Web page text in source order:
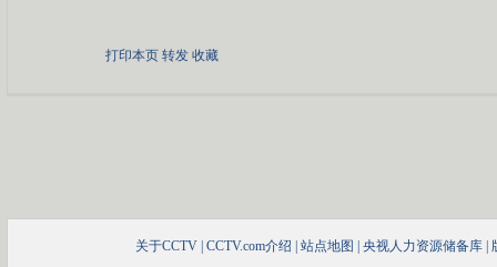
打印本页 转发 收藏
关于CCTV | CCTV.com介绍 | 站点地图 | 央视人力资源储备库 |